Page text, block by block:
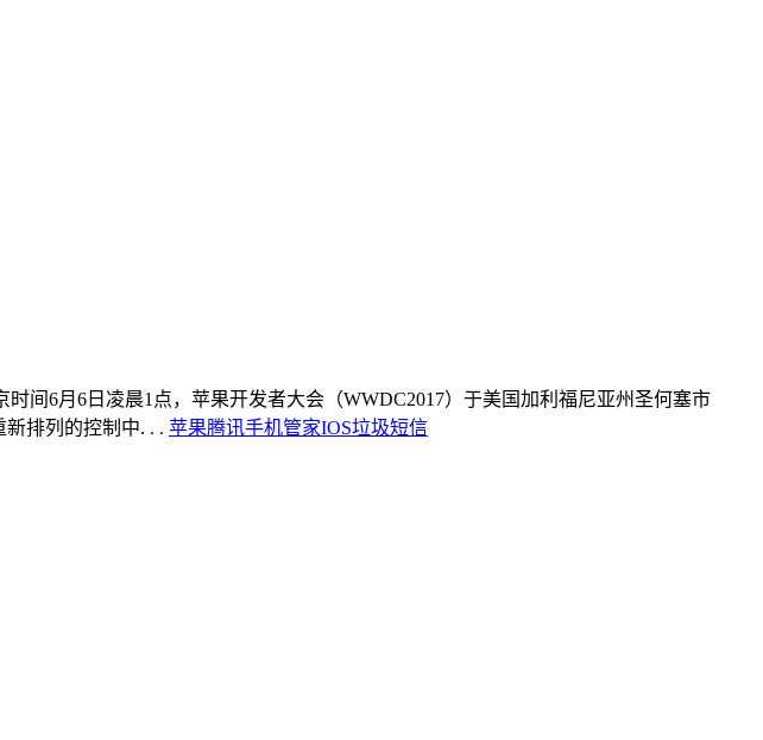
时间6月6日凌晨1点，苹果开发者大会（WWDC2017）于美国加利福尼亚州圣何塞市
新排列的控制中. . . 苹果腾讯手机管家IOS垃圾短信